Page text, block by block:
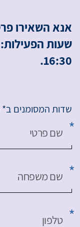
אנא השאירו פרטים או
16:30.
שדות המסומנים
שם פרטי
שם משפחה
טלפון